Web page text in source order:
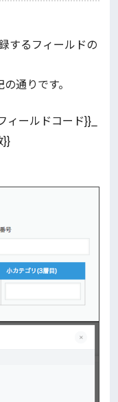
するフィールドの
通りです。
ールドコード}}_
}}